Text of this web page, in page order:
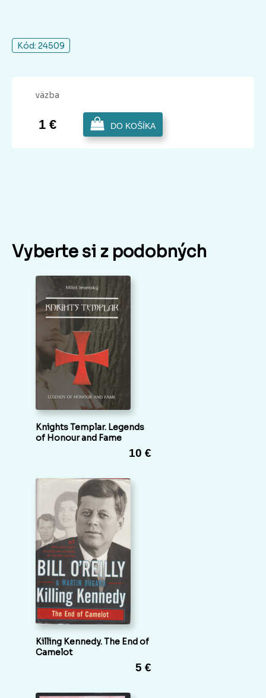
Kód: 24509
väzba
1 € DO KOŠÍKA
Vyberte si z podobných
Knights Templar. Legends
of Honour and Fame
10 €
Killing Kennedy. The End of
Camelot
5 €